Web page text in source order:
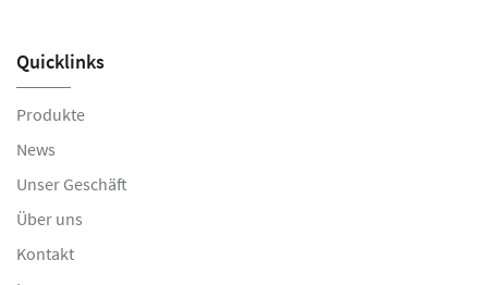
Quicklinks
Produkte
News
Unser Geschäft
Über uns
Kontakt